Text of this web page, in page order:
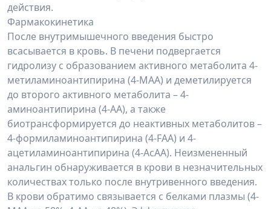
действия.
Фармакокинетика
После внутримышечного введения быстро
всасывается в кровь. В печени подвергается
гидролизу с образованием активного метаболита 4-
метиламиноантипирина (4-МАА) и деметилируется
до второго активного метаболита – 4-
аминоантипирина (4-АА), а также
биотрансформируется до неактивных метаболитов –
4-формиламиноантипирина (4-FAA) и 4-
ацетиламиноантипирина (4-AcAA). Неизмененный
анальгин обнаруживается в крови в незначительных
количествах только после внутривенного введения.
В крови обратимо связывается с белками плазмы (4-